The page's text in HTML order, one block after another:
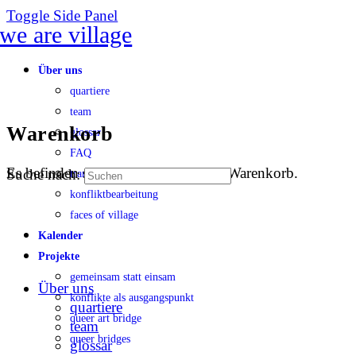
Toggle Side Panel
Über uns
quartiere
team
glossar
FAQ
transparenz
konfliktbearbeitung
faces of village
Kalender
Projekte
gemeinsam statt einsam
konflikte als ausgangspunkt
queer art bridge
queer bridges
Warenkorb
Es befinden sich keine Produkte im Warenkorb.
Suche nach:
Über uns
quartiere
team
glossar